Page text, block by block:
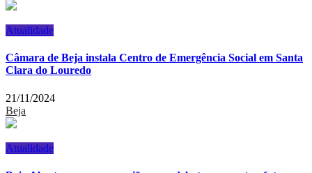
Atualidade
Câmara de Beja instala Centro de Emergência Social em Santa
Clara do Louredo
21/11/2024
Beja
Atualidade